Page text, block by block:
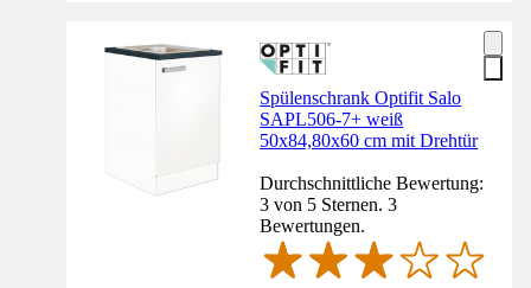
Spülenschrank Optifit Salo
SAPL506-7+ weiß
50x84,80x60 cm mit Drehtür
Durchschnittliche Bewertung:
3 von 5 Sternen. 3
Bewertungen.